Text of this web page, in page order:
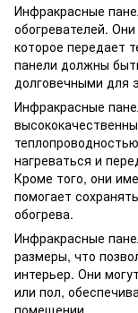
Инфракрасные
обогревателей.
которое передает
панели должны
долговечными для
Инфракрасные
нагреваться и
Кроме того, они
помогает
обогрева.
Инфракрасные
размеры, что
интерьер. Они
или пол,
помещении.